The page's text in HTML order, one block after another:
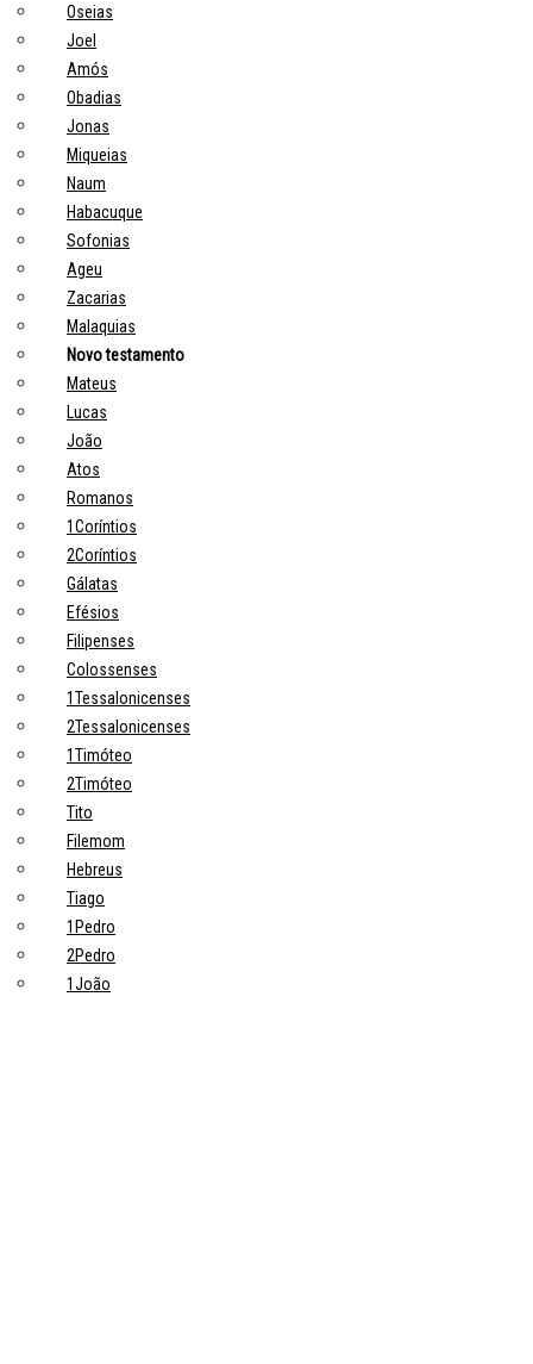
Oseias
Joel
Amós
Obadias
Jonas
Miqueias
Naum
Habacuque
Sofonias
Ageu
Zacarias
Malaquias
Novo testamento
Mateus
Lucas
João
Atos
Romanos
1Coríntios
2Coríntios
Gálatas
Efésios
Filipenses
Colossenses
1Tessalonicenses
2Tessalonicenses
1Timóteo
2Timóteo
Tito
Filemom
Hebreus
Tiago
1Pedro
2Pedro
1João